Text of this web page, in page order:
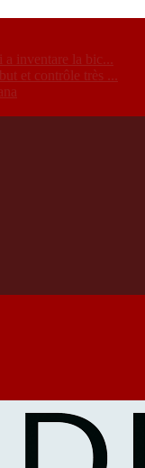
inventare la bic...
et contrôle très ...